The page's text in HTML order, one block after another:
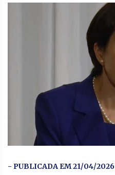
- PUBLICADA EM 21/04/2026